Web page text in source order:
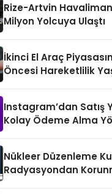
Rize-Artvin
Milyon Yolcuya Ulaştı
İkinci El Araç
Öncesi Hareketlilik
Instagram’dan Satış
Kolay Ödeme Alma
Nükleer Düzenleme
Radyasyondan